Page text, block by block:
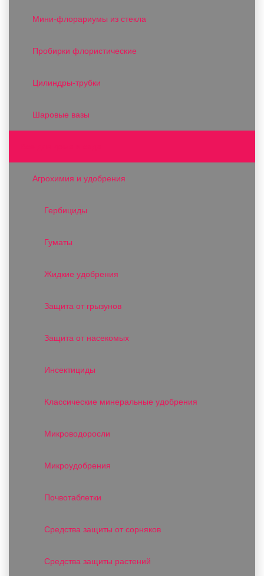
Мини-флорариумы из стекла
Пробирки флористические
Цилиндры-трубки
Шаровые вазы
Агрохимия и удобрения
Гербициды
Гуматы
Жидкие удобрения
Защита от грызунов
Защита от насекомых
Инсектициды
Классические минеральные удобрения
Микроводоросли
Микроудобрения
Почвотаблетки
Средства защиты от сорняков
Средства защиты растений